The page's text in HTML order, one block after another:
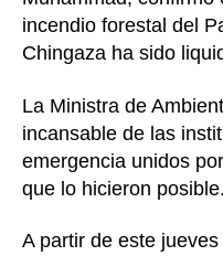
incendio forestal del
Chingaza ha sido
La Ministra de
incansable de las
emergencia unidos
que lo hicieron posible.
A partir de este